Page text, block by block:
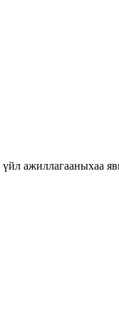
ажиллагааныхаа